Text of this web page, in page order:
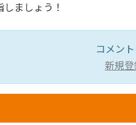
ましょう！
コメン
新規